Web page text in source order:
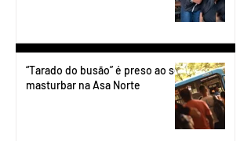
“Tarado do busão” é preso ao se
masturbar na Asa Norte